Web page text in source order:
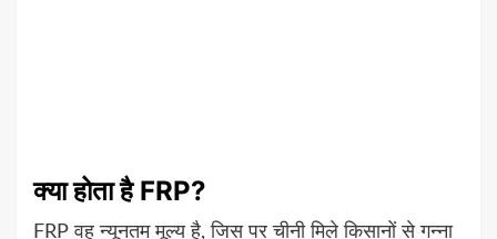
क्या होता है FRP?
FRP वह न्यूनतम मूल्य है, जिस पर चीनी मिले किसानों से गन्ना